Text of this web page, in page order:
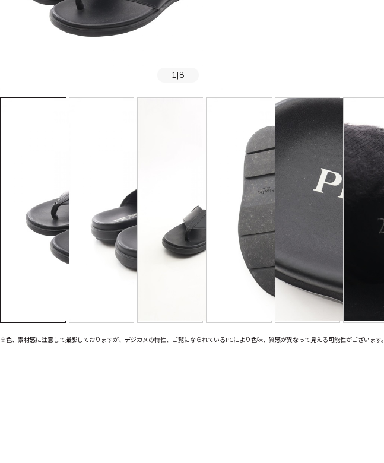
1 |8
※色、素材感に注意して撮影しておりますが、デジカメの特性、ご覧になられているPCにより色味、質感が異なって見える可能性がございます。